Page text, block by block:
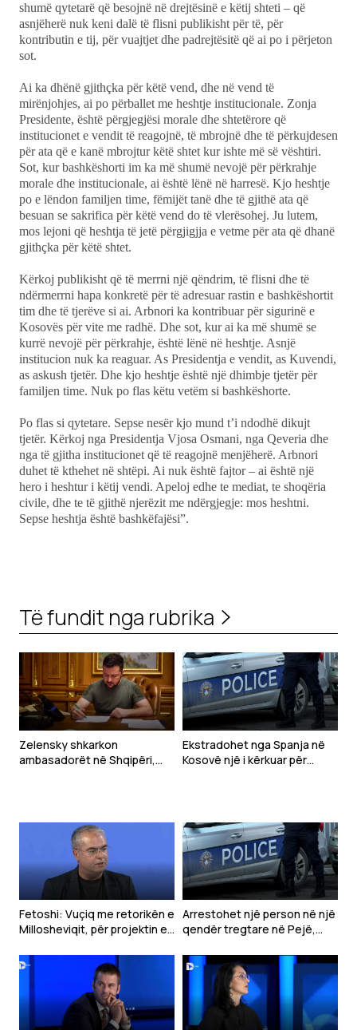
shumë qytetarë që besojnë në drejtësinë e këtij shteti – që
asnjëherë nuk keni dalë të flisni publikisht për të, për
kontributin e tij, për vuajtjet dhe padrejtësitë që ai po i përjeton
sot.
Ai ka dhënë gjithçka për këtë vend, dhe në vend të
mirënjohjes, ai po përballet me heshtje institucionale. Zonja
Presidente, është përgjegjësi morale dhe shtetërore që
institucionet e vendit të reagojnë, të mbrojnë dhe të përkujdesen
për ata që e kanë mbrojtur këtë shtet kur ishte më së vështiri.
Sot, kur bashkëshorti im ka më shumë nevojë për përkrahje
morale dhe institucionale, ai është lënë në harresë. Kjo heshtje
po e lëndon familjen time, fëmijët tanë dhe të gjithë ata që
besuan se sakrifica për këtë vend do të vlerësohej. Ju lutem,
mos lejoni që heshtja të jetë përgjigjja e vetme për ata që dhanë
gjithçka për këtë shtet.
Kërkoj publikisht që të merrni një qëndrim, të flisni dhe të
ndërmerrni hapa konkretë për të adresuar rastin e bashkëshortit
tim dhe të tjerëve si ai. Arbnori ka kontribuar për sigurinë e
Kosovës për vite me radhë. Dhe sot, kur ai ka më shumë se
kurrë nevojë për përkrahje, është lënë në heshtje. Asnjë
institucion nuk ka reaguar. As Presidentja e vendit, as Kuvendi,
as askush tjetër. Dhe kjo heshtje është një dhimbje tjetër për
familjen time. Nuk po flas këtu vetëm si bashkëshorte.
Po flas si qytetare. Sepse nesër kjo mund t’i ndodhë dikujt
tjetër. Kërkoj nga Presidentja Vjosa Osmani, nga Qeveria dhe
nga të gjitha institucionet që të reagojnë menjëherë. Arbnori
duhet të kthehet në shtëpi. Ai nuk është fajtor – ai është një
hero i heshtur i këtij vendi. Apeloj edhe te mediat, te shoqëria
civile, dhe te të gjithë njerëzit me ndërgjegje: mos heshtni.
Sepse heshtja është bashkëfajësi”.
Të fundit nga rubrika
Zelensky shkarkon
ambasadorët në Shqipëri,
Ekstradohet nga Spanja në
Kosovë një i kërkuar për
Fetoshi: Vuçiq me retorikën e
Millosheviqit, për projektin e
Arrestohet një person në një
qendër tregtare në Pejë,
qytetarët